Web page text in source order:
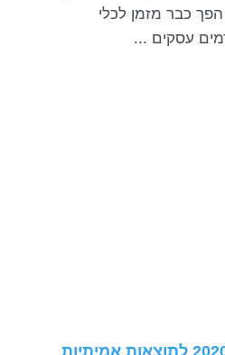
כבר מזמן לכלי
עסקים ...